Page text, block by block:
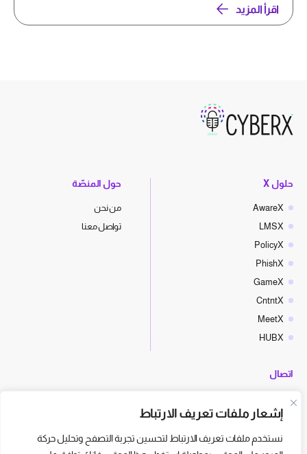
إشعار ملفات تعريف الارتباط
نستخدم ملفات تعريف الارتباط لتحسين تجربة التصفح وتحليل حركة
اقرأ المزيد
حلول X
AwareX
LMSX
PolicyX
PhishX
GameX
CntntX
MeetX
HUBX
حول المنصّة
من نحن
تواصل معنا
اتصال
hello@cyberx.world